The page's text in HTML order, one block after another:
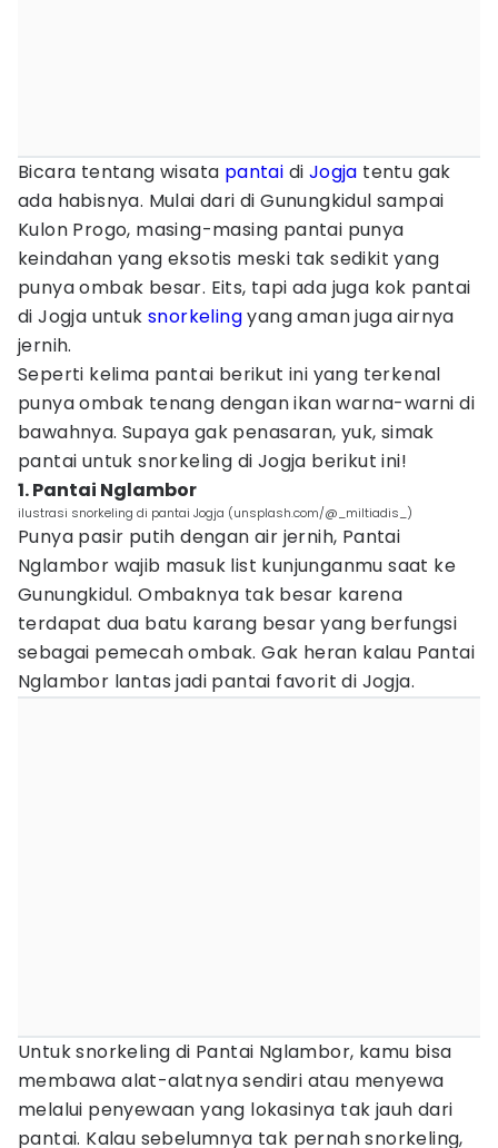
Bicara tentang wisata pantai di Jogja tentu gak
ada habisnya. Mulai dari di Gunungkidul sampai
Kulon Progo, masing-masing pantai punya
keindahan yang eksotis meski tak sedikit yang
punya ombak besar. Eits, tapi ada juga kok pantai
di Jogja untuksnorkelingyang aman juga airnya
jernih.
Seperti kelima pantai berikut ini yang terkenal
punya ombak tenang dengan ikan warna-warni di
bawahnya. Supaya gak penasaran, yuk, simak
pantai untuk snorkeling di Jogja berikut ini!
1. Pantai Nglambor
ilustrasi snorkeling di pantai Jogja (unsplash.com/@_miltiadis_)
Punya pasir putih dengan air jernih, Pantai
Nglambor wajib masuk list kunjunganmu saat ke
Gunungkidul. Ombaknya tak besar karena
terdapat dua batu karang besar yang berfungsi
sebagai pemecah ombak. Gak heran kalau Pantai
Nglambor lantas jadi pantai favorit di Jogja.
Untuk snorkeling di Pantai Nglambor, kamu bisa
membawa alat-alatnya sendiri atau menyewa
melalui penyewaan yang lokasinya tak jauh dari
pantai. Kalau sebelumnya tak pernah snorkeling,